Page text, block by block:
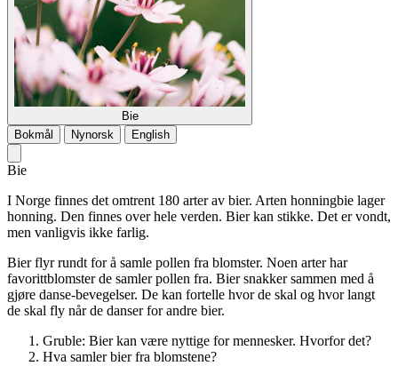
Bie
Bokmål
Nynorsk English
Bie
I Norge finnes det omtrent 180 arter av bier. Arten honningbie lager
honning. Den finnes over hele verden. Bier kan stikke. Det er vondt,
men vanligvis ikke farlig.
Bier flyr rundt for å samle pollen fra blomster. Noen arter har
favorittblomster de samler pollen fra. Bier snakker sammen med å
gjøre danse-bevegelser. De kan fortelle hvor de skal og hvor langt
de skal fly når de danser for andre bier.
Gruble: Bier kan være nyttige for mennesker. Hvorfor det?
Hva samler bier fra blomstene?